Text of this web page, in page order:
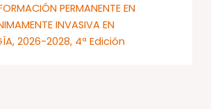
PERMANENTE EN
INVASIVA EN
2026-2028, 4ª Edición